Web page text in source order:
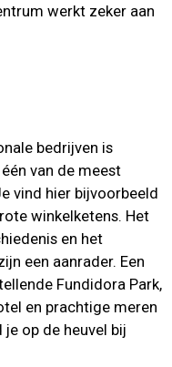
werkt zeker aan
bedrijven is
van de meest
vind hier bijvoorbeeld
winkelketens. Het
en het
een aanrader. Een
Fundidora Park,
en prachtige meren
op de heuvel bij